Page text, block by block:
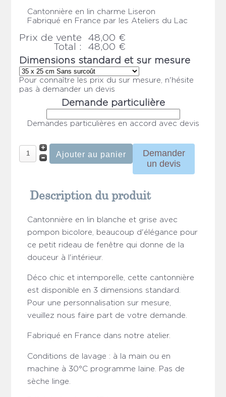
Cantonnière en lin charme Liseron
Fabriqué en France par les Ateliers du Lac
Prix ​​de vente
48,00 €
Total :
48,00 €
Dimensions standard et sur mesure
Pour connaître les prix du sur mesure, n'hésite
pas à demander un devis
Demande particulière
Demandes particulières en accord avec devis
Demander
un devis
Description du produit
Cantonnière en lin blanche et grise avec
pompon bicolore, beaucoup d'élégance pour
ce petit rideau de fenêtre qui donne de la
douceur à l'intérieur.
Déco chic et intemporelle, cette cantonnière
est disponible en 3 dimensions standard.
Pour une personnalisation sur mesure,
veuillez nous faire part de votre demande.
Fabriqué en France dans notre atelier.
Conditions de lavage : à la main ou en
machine à 30°C programme laine. Pas de
sèche linge.